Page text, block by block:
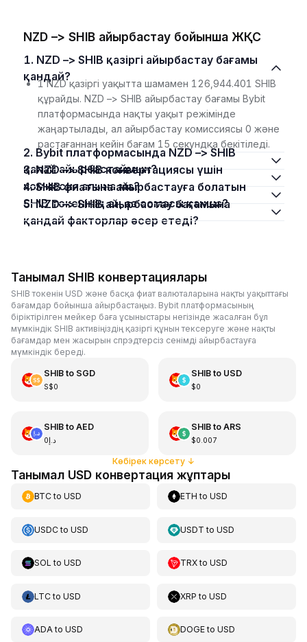
NZD –> SHIB айырбастау бойынша ЖҚС
1. NZD –> SHIB қазіргі айырбастау бағамы
қандай?
1 NZD қазіргі уақытта шамамен 126,944.401 SHIB
құрайды. NZD –> SHIB айырбастау бағамы Bybit
платформасында нақты уақыт режімінде
жаңартылады, ал айырбастау комиссиясы 0 және
растағаннан кейін бағам 15 секундқа бекітіледі.
2. Bybit платформасында NZD –> SHIB
қалай айырбастаймын?
3. NZD –> SHIB конвертациясы үшін
комиссия алына ма?
4. SHIB фиатына айырбастауға болатын
SHIB токенінің ең аз сомасы қанша?
5. NZD –> SHIB айырбастау бағамына
қандай факторлар әсер етеді?
Танымал SHIB конвертациялары
SHIB токенін USD және басқа фиат валюталарына нақты уақыттағы
бағамдар бойынша айырбастаңыз. Bybit платформасының
біріктірілген мейкер баға ұсыныстары негізінде жасалған бұл
мүмкіндік SHIB активіңіздің қазіргі құнын тексеруге және нақты
бағамдар мен жасырын спрэдтерсіз сенімді айырбастауға
мүмкіндік береді.
SHIBto SGD
S$0
SHIBto USD
$0
SHIBto AED
د.إ0
SHIBto ARS
$0.007
Көбірек көрсету↓
Танымал USD конвертация жұптары
BTCto USD ETH toUSD
USDCto USD USDT toUSD
SOL to USD TRXtoUSD
LTCto USD XRP toUSD
ADAto USD DOGEtoUSD